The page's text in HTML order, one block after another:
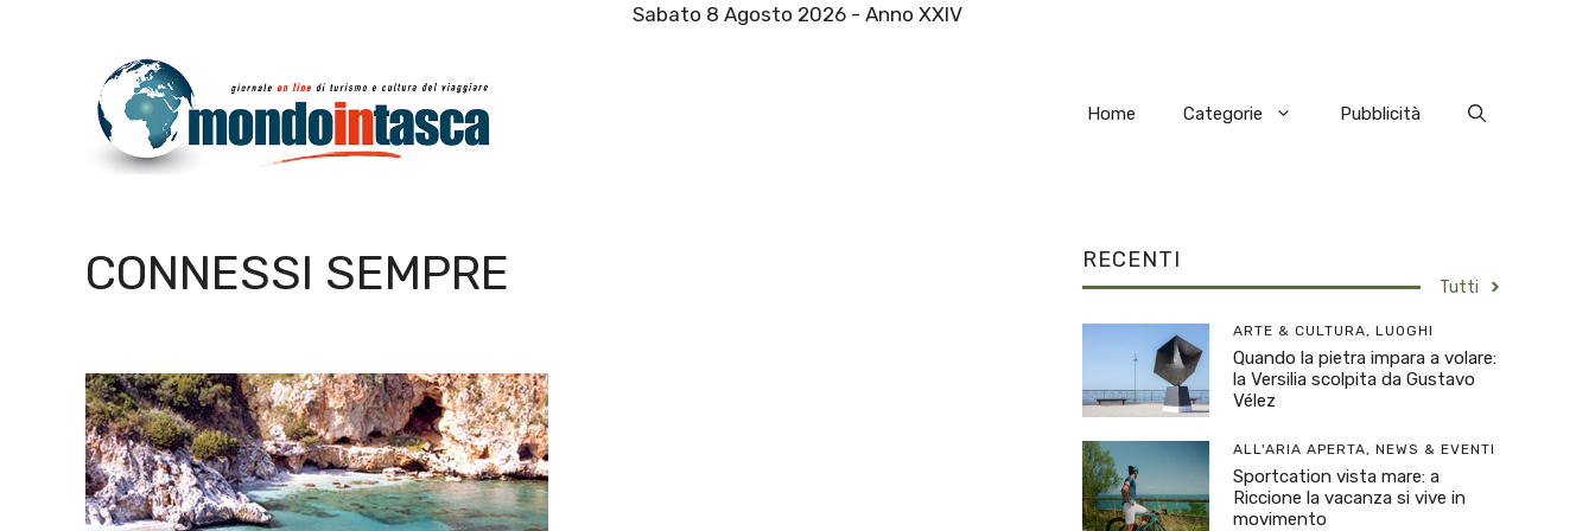
Sabato 8 Agosto 2026 - Anno XXIV
Home Categorie Pubblicità
CONNESSI SEMPRE RECENTI
Tutti
ARTE & CULTURA, LUOGHI
Quando la pietra impara a volare:
la Versilia scolpita da Gustavo
Vélez
ALL'ARIA APERTA, NEWS & EVENTI
Sportcation vista mare: a
Riccione la vacanza si vive in
movimento